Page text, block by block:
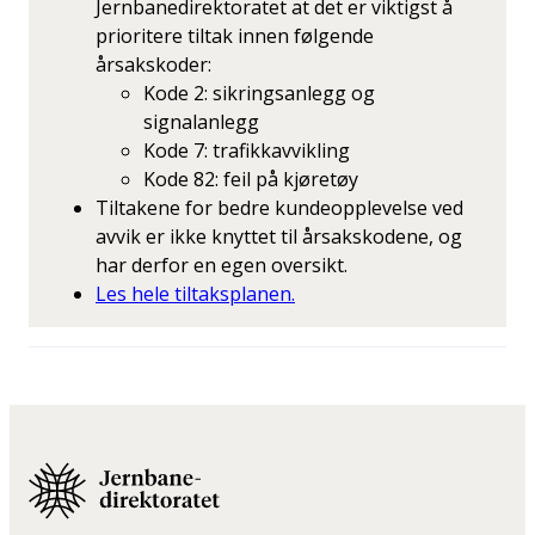
Jernbanedirektoratet at det er viktigst å
prioritere tiltak innen følgende
årsakskoder:
Kode 2: sikringsanlegg og
signalanlegg
Kode 7: trafikkavvikling
Kode 82: feil på kjøretøy
Tiltakene for bedre kundeopplevelse ved
avvik er ikke knyttet til årsakskodene, og
har derfor en egen oversikt.
Les hele tiltaksplanen.